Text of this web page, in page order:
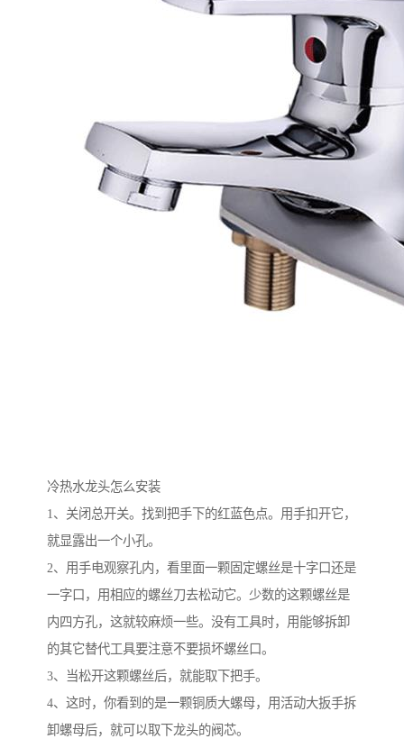
冷热水龙头怎么安装
1、关闭总开关。找到把手下的红蓝色点。用手扣开它，
就显露出一个小孔。
2、用手电观察孔内，看里面一颗固定螺丝是十字口还是
一字口，用相应的螺丝刀去松动它。少数的这颗螺丝是
内四方孔，这就较麻烦一些。没有工具时，用能够拆卸
的其它替代工具要注意不要损坏螺丝口。
3、当松开这颗螺丝后，就能取下把手。
4、这时，你看到的是一颗铜质大螺母，用活动大扳手拆
卸螺母后，就可以取下龙头的阀芯。